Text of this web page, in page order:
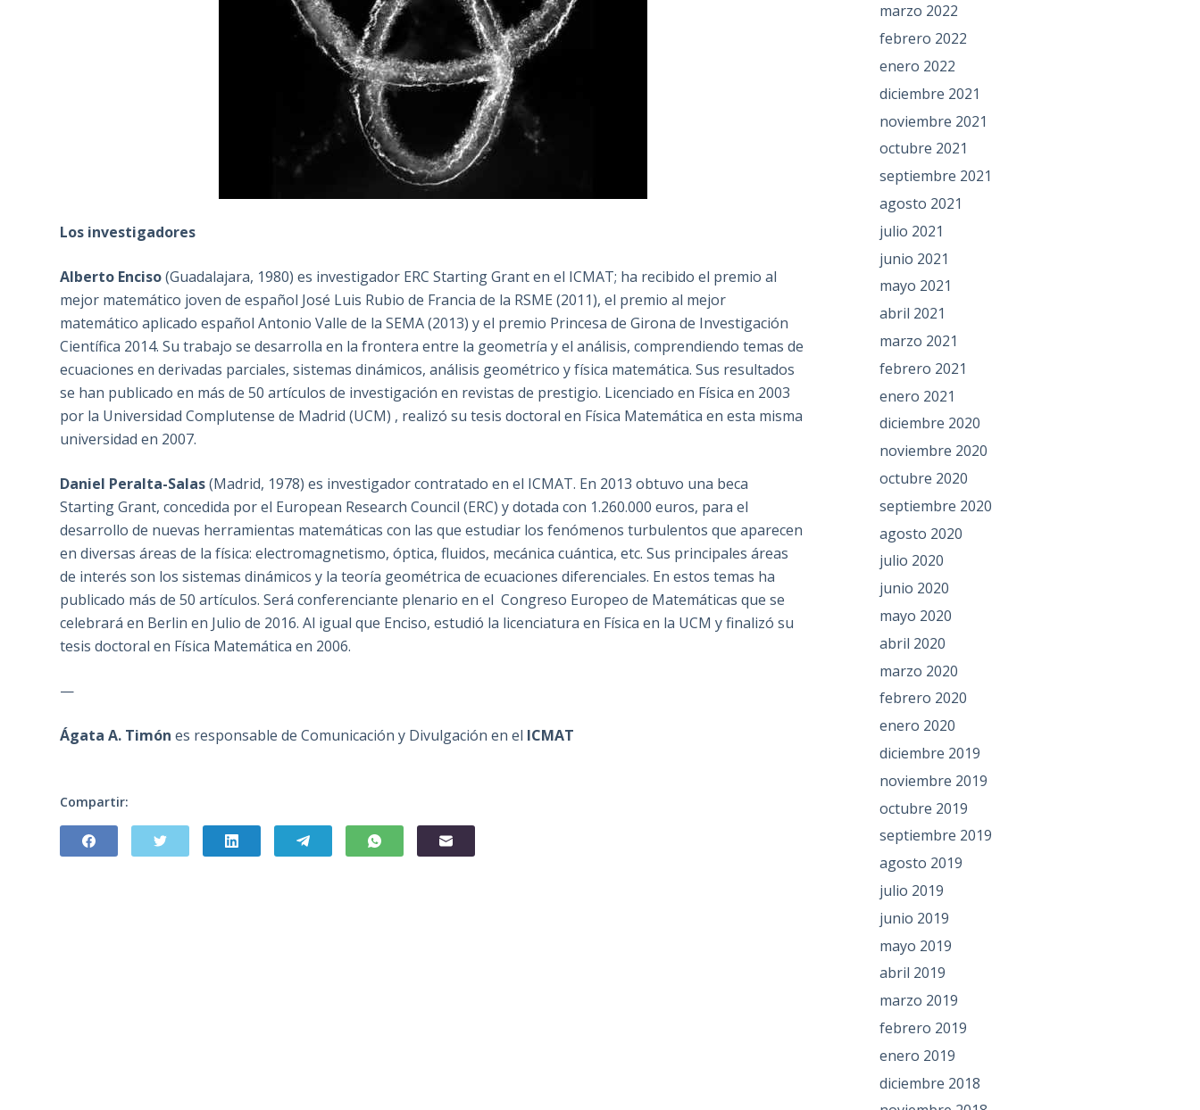
Los investigadores
Alberto Enciso(Guadalajara, 1980) es investigador ERC Starting Grant en el ICMAT; ha recibido el premio al
mejor matemático joven de español José Luis Rubio de Francia de la RSME (2011), el premio al mejor
matemático aplicado español Antonio Valle de la SEMA (2013) y el premio Princesa de Girona de Investigación
Científica 2014. Su trabajo se desarrolla en la frontera entre la geometría y el análisis, comprendiendo temas de
ecuaciones en derivadas parciales, sistemas dinámicos, análisis geométrico y física matemática. Sus resultados
se han publicado en más de 50 artículos de investigación en revistas de prestigio. Licenciado en Física en 2003
por la Universidad Complutense de Madrid (UCM) , realizó su tesis doctoral en Física Matemática en esta misma
universidad en 2007.
Daniel Peralta-Salas(Madrid, 1978) es investigador contratado en el ICMAT. En 2013 obtuvo una beca
Starting Grant, concedida por el European Research Council (ERC) y dotada con 1.260.000 euros, para el
desarrollo de nuevas herramientas matemáticas con las que estudiar los fenómenos turbulentos que aparecen
en diversas áreas de la física: electromagnetismo, óptica, fluidos, mecánica cuántica, etc. Sus principales áreas
de interés son los sistemas dinámicos y la teoría geométrica de ecuaciones diferenciales. En estos temas ha
publicado más de 50 artículos. Será conferenciante plenario en el Congreso Europeo de Matemáticas que se
celebrará en Berlin en Julio de 2016. Al igual que Enciso, estudió la licenciatura en Física en la UCM y finalizó su
tesis doctoral en Física Matemática en 2006.
—
Ágata A. Timón es responsable de Comunicación y Divulgación en el ICMAT
Compartir:
marzo 2022
febrero 2022
enero 2022
diciembre 2021
noviembre 2021
octubre 2021
septiembre 2021
agosto 2021
julio 2021
junio 2021
mayo 2021
abril 2021
marzo 2021
febrero 2021
enero 2021
diciembre 2020
noviembre 2020
octubre 2020
septiembre 2020
agosto 2020
julio 2020
junio 2020
mayo 2020
abril 2020
marzo 2020
febrero 2020
enero 2020
diciembre 2019
noviembre 2019
octubre 2019
septiembre 2019
agosto 2019
julio 2019
junio 2019
mayo 2019
abril 2019
marzo 2019
febrero 2019
enero 2019
diciembre 2018